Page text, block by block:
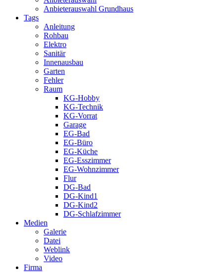
Anbieterauswahl Grundhaus
Tags
Anleitung
Rohbau
Elektro
Sanitär
Innenausbau
Garten
Fehler
Raum
KG-Hobby
KG-Technik
KG-Vorrat
Garage
EG-Bad
EG-Büro
EG-Küche
EG-Esszimmer
EG-Wohnzimmer
Flur
DG-Bad
DG-Kind1
DG-Kind2
DG-Schlafzimmer
Medien
Galerie
Datei
Weblink
Video
Firma